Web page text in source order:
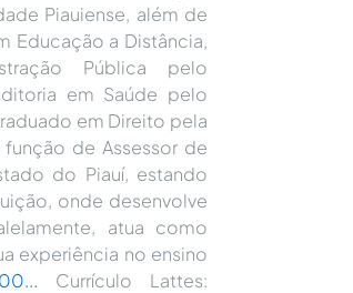
Piauiense, além de
Educação a Distância,
Pública pelo
em Saúde pelo
em Direito pela
função de Assessor de
do Piauí, estando
onde desenvolve
atua como
experiência no ensino
Currículo Lattes: